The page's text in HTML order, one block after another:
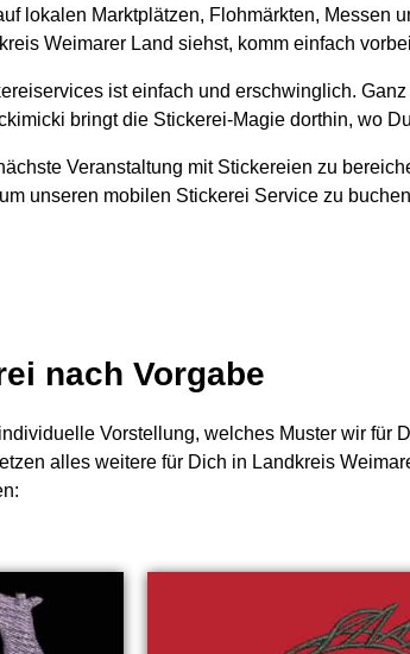
lokalen Marktplätzen, Flohmärkten, Messen
Weimarer Land siehst, komm einfach
ist einfach und erschwinglich.
bringt die Stickerei-Magie dorthin, wo
Veranstaltung mit Stickereien zu
unseren mobilen Stickerei Service zu
nach Vorgabe
Vorstellung, welches Muster wir
alles weitere für Dich in Landkreis